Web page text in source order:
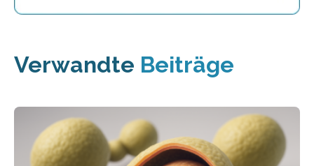
Verwandte Beiträge